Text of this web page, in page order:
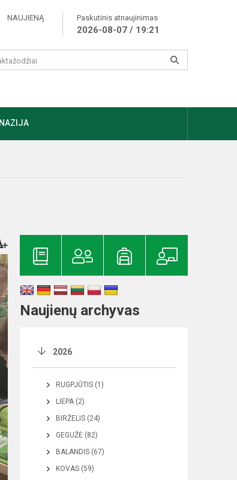
NAUJIENĄ Paskutinis atnaujinimas
2026-08-07 / 19:21
Naujienų archyvas
2026
RUGPJŪTIS (1)
LIEPA (2)
BIRŽELIS (24)
GEGUŽĖ (82)
BALANDIS (67)
KOVAS (59)